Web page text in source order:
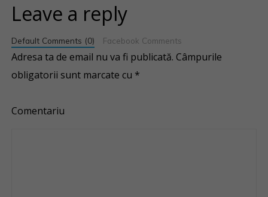
Leave a reply
Default Comments (0) Facebook Comments
Adresa ta de email nu va fi publicată. Câmpurile
obligatorii sunt marcate cu *
Comentariu